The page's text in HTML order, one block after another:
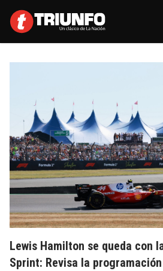
Lewis Hamilton se queda con
Sprint: Revisa la